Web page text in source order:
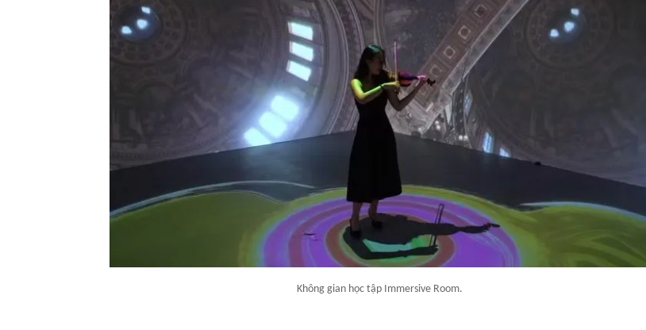
Không gian học tập Immersive Room.